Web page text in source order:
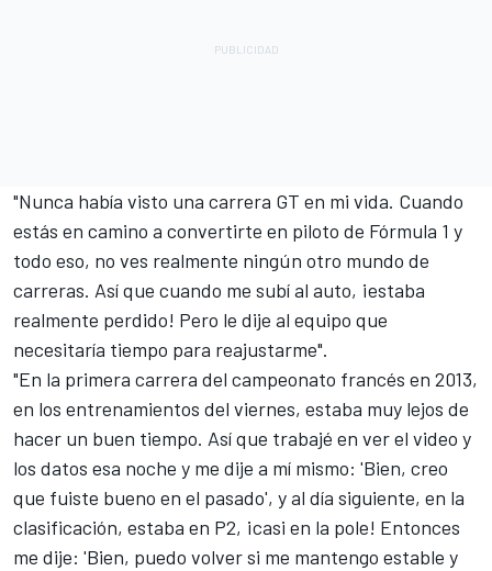
"Nunca había visto una carrera GT en mi vida. Cuando
estás en camino a convertirte en piloto de Fórmula 1 y
todo eso, no ves realmente ningún otro mundo de
carreras. Así que cuando me subí al auto, ¡estaba
realmente perdido! Pero le dije al equipo que
necesitaría tiempo para reajustarme".
"En la primera carrera del campeonato francés en 2013,
en los entrenamientos del viernes, estaba muy lejos de
hacer un buen tiempo. Así que trabajé en ver el video y
los datos esa noche y me dije a mí mismo: 'Bien, creo
que fuiste bueno en el pasado', y al día siguiente, en la
clasificación, estaba en P2, ¡casi en la pole! Entonces
me dije: 'Bien, puedo volver si me mantengo estable y